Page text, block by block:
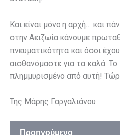
Και είναι μόνο η αρχή… και
στην Αειζωία κάνουμε
πνευματικότητα και όσοι
αισθανόμαστε για τα καλά. Το
πλημμυρισμένο από αυτή!
Της Μάρης Γαργαλιάνου
Προηγούμενο